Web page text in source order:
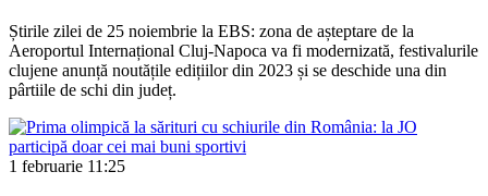
Știrile zilei de 25 noiembrie la EBS: zona de așteptare de la
Aeroportul Internațional Cluj-Napoca va fi modernizată, festivalurile
clujene anunță noutățile edițiilor din 2023 și se deschide una din
pârtiile de schi din județ.
1 februarie 11:25